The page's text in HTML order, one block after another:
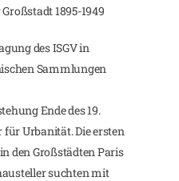
1895-1949
des ISGV in
Sammlungen
Ende des 19.
Urbanität. Die ersten
den Großstädten Paris
suchten mit